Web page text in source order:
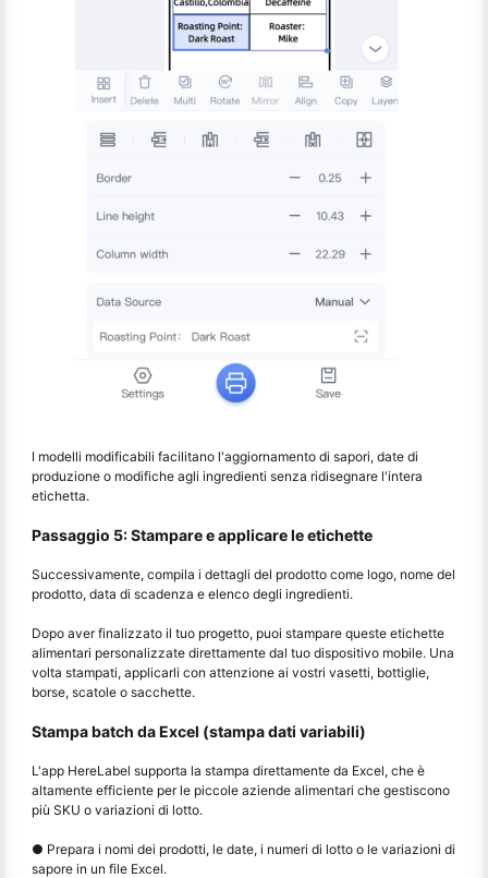
I modelli modificabili facilitano l'aggiornamento di sapori, date di
produzione o modifiche agli ingredienti senza ridisegnare l'intera
etichetta.
Passaggio 5: Stampare e applicare le etichette
Successivamente, compila i dettagli del prodotto come logo, nome del
prodotto, data di scadenza e elenco degli ingredienti.
Dopo aver finalizzato il tuo progetto, puoi stampare queste etichette
alimentari personalizzate direttamente dal tuo dispositivo mobile. Una
volta stampati, applicarli con attenzione ai vostri vasetti, bottiglie,
borse, scatole o sacchette.
Stampa batch da Excel (stampa dati variabili)
L'app HereLabel supporta la stampa direttamente da Excel, che è
altamente efficiente per le piccole aziende alimentari che gestiscono
più SKU o variazioni di lotto.
● Prepara i nomi dei prodotti, le date, i numeri di lotto o le variazioni di
sapore in un file Excel.